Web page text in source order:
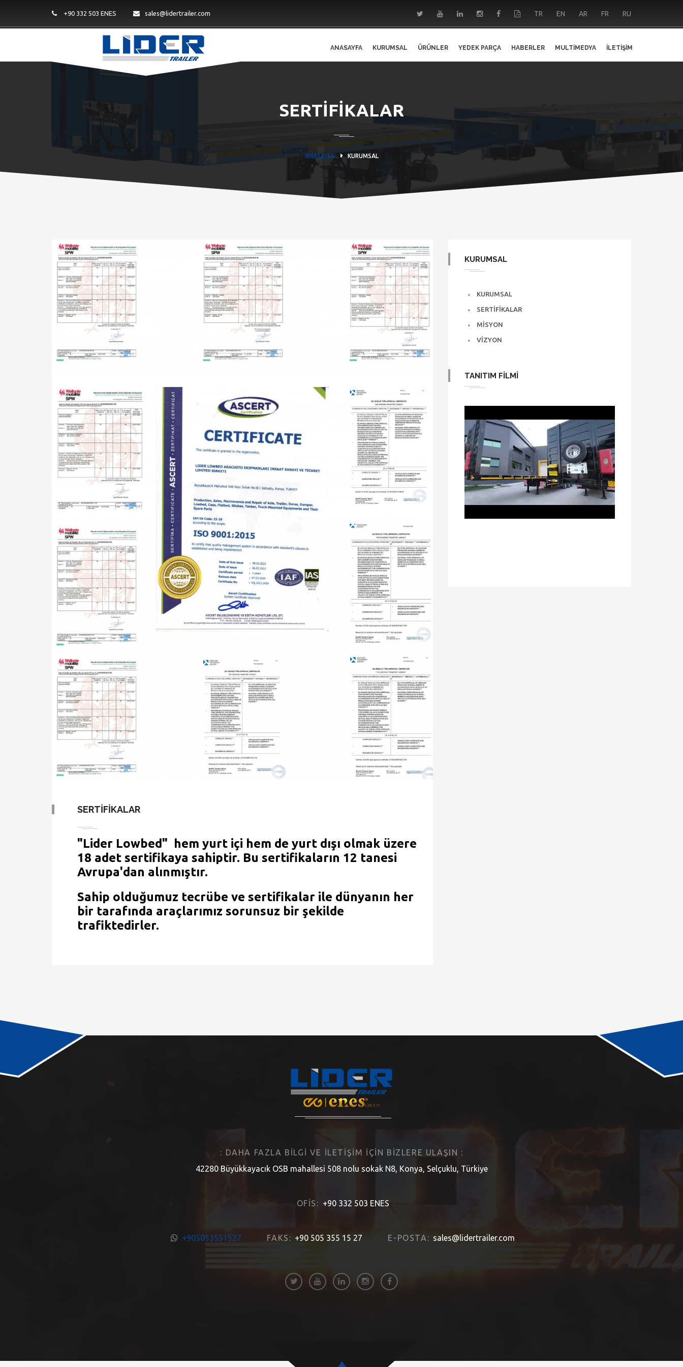
+90 332 503 ENES sales@lidertrailer.com TR EN AR FR RU
ANASAYFA KURUMSAL ÜRÜNLER YEDEK PARÇA HABERLER MULTIMEDYA İLETIŞIM
SERTİFİKALAR
ANASAYFA KURUMSAL
SERTİFİKALAR
"Lider Lowbed" hem yurt içi hem de yurt dışı olmak üzere
18 adet sertifikaya sahiptir. Bu sertifikaların 12 tanesi
Avrupa'dan alınmıştır.
Sahip olduğumuz tecrübe ve sertifikalar ile dünyanın her
bir tarafında araçlarımız sorunsuz bir şekilde
trafiktedirler.
KURUMSAL
KURUMSAL
SERTİFİKALAR
MİSYON
VİZYON
TANITIM FILMI
: DAHA FAZLA BILGI VE ILETIŞIM IÇIN BIZLERE ULAŞIN :
42280 Büyükkayacık OSB mahallesi 508 nolu sokak N8, Konya, Selçuklu, Türkiye
OFIS: +90 332 503 ENES
+905053551527 FAKS: +90 505 355 15 27 E-POSTA: sales@lidertrailer.com